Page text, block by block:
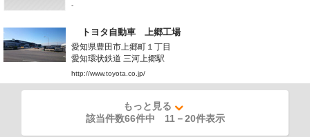
-
トヨタ自動車 上郷工場
愛知県豊田市上郷町１丁目
愛知環状鉄道 三河上郷駅
http://www.toyota.co.jp/
もっと見る
該当件数66件中 11 －20件表示